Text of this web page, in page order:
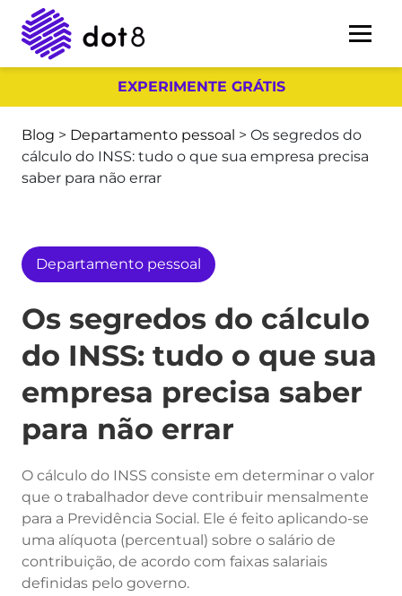
EXPERIMENTE GRÁTIS
Blog > Departamento pessoal > Os segredos do
cálculo do INSS: tudo o que sua empresa precisa
saber para não errar
Departamento pessoal
Os segredos do cálculo
do INSS: tudo o que sua
empresa precisa saber
para não errar
O cálculo do INSS consiste em determinar o valor
que o trabalhador deve contribuir mensalmente
para a Previdência Social. Ele é feito aplicando-se
uma alíquota (percentual) sobre o salário de
contribuição, de acordo com faixas salariais
definidas pelo governo.